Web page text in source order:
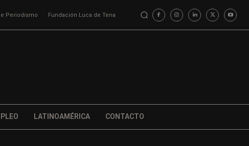
Periodismo Fundación Luca de Tena
LATINOAMÉRICA CONTACTO